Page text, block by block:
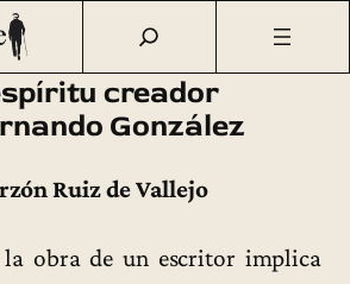
Fernando González /Vida
El espíritu
de Fernando González
creador
González
Ruiz de Vallejo
la obra de un escritor implica